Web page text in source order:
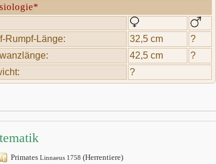
Rumpf-Länge: 32,5 cm
?
42,5 cm
?
?
Primates Linnaeus 1758 (Herrentiere)